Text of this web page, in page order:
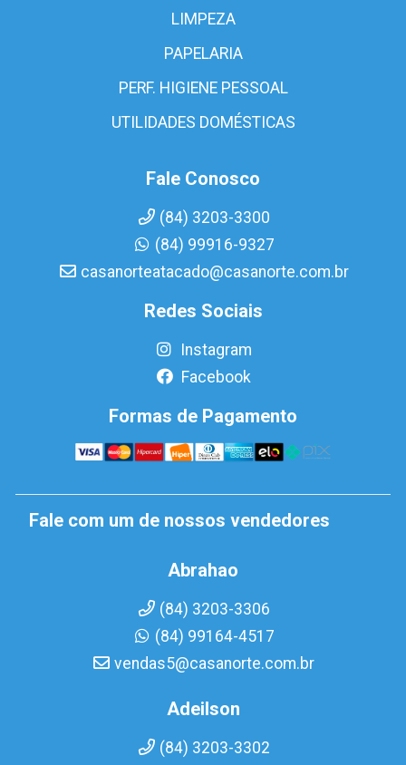
LIMPEZA
PAPELARIA
PERF. HIGIENE PESSOAL
UTILIDADES DOMÉSTICAS
Fale Conosco
(84) 3203-3300
(84) 99916-9327
casanorteatacado@casanorte.com.br
Redes Sociais
Instagram
Facebook
Formas de Pagamento
Fale com um de nossos vendedores
Abrahao
(84) 3203-3306
(84) 99164-4517
vendas5@casanorte.com.br
Adeilson
(84) 3203-3302